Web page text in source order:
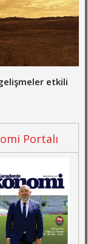
etkili
Portalı